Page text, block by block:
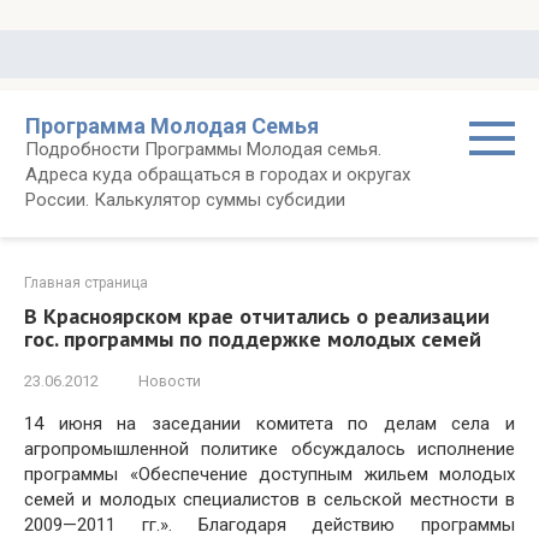
Программа Молодая Семья
Подробности Программы Молодая семья.
Адреса куда обращаться в городах и округах
России. Калькулятор суммы субсидии
Главная страница
В Красноярском крае отчитались о реализации
гос. программы по поддержке молодых семей
23.06.2012 Новости
14 июня на заседании комитета по делам села и
агропромышленной политике обсуждалось исполнение
программы «Обеспечение доступным жильем молодых
семей и молодых специалистов в сельской местности в
2009—2011 гг.». Благодаря действию программы